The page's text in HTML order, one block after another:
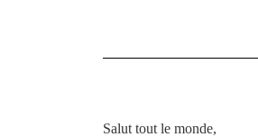
Salut tout le monde,